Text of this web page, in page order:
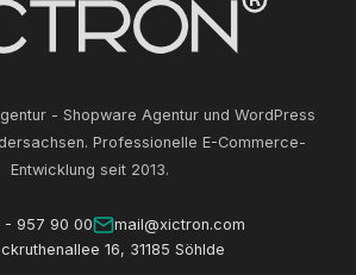
- Shopware Agentur und WordPress
Professionelle E-Commerce-
Entwicklung seit 2013.
- 957 90 00
mail@xictron.com
16, 31185 Söhlde